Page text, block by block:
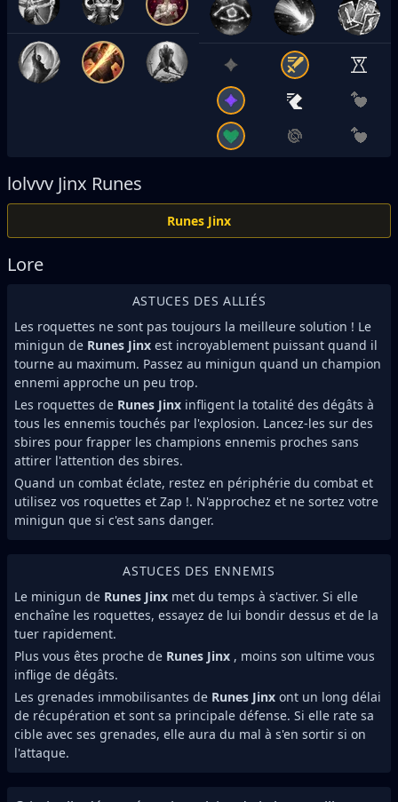
lolvvv Jinx Runes
Runes Jinx
Lore
ASTUCES DES ALLIÉS
Les roquettes ne sont pas toujours la meilleure solution ! Le
minigun de Runes Jinx est incroyablement puissant quand il
tourne au maximum. Passez au minigun quand un champion
ennemi approche un peu trop.
Les roquettes de Runes Jinx infligent la totalité des dégâts à
tous les ennemis touchés par l'explosion. Lancez-les sur des
sbires pour frapper les champions ennemis proches sans
attirer l'attention des sbires.
Quand un combat éclate, restez en périphérie du combat et
utilisez vos roquettes et Zap !. N'approchez et ne sortez votre
minigun que si c'est sans danger.
ASTUCES DES ENNEMIS
Le minigun de Runes Jinx met du temps à s'activer. Si elle
enchaîne les roquettes, essayez de lui bondir dessus et de la
tuer rapidement.
Plus vous êtes proche de Runes Jinx , moins son ultime vous
inflige de dégâts.
Les grenades immobilisantes de Runes Jinx ont un long délai
de récupération et sont sa principale défense. Si elle rate sa
cible avec ses grenades, elle aura du mal à s'en sortir si on
l'attaque.